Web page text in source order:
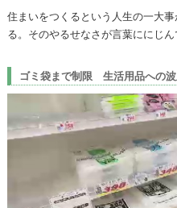
住まいをつくるという人生の一大
る。そのやるせなさが言葉ににじん
ゴミ袋まで制限 生活用品への